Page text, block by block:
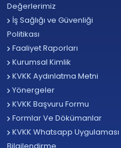
Değerlerimiz
İş Sağlığı ve Güvenliği
Politikası
Faaliyet Raporları
Kurumsal Kimlik
KVKK Aydınlatma Metni
Yönergeler
KVKK Başvuru Formu
Formlar Ve Dökümanlar
KVKK Whatsapp Uygulaması